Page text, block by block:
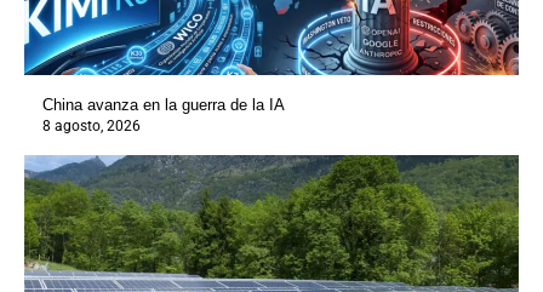
China avanza en la guerra de la IA
8 agosto, 2026